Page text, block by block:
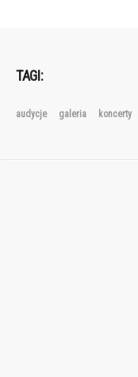
TAGI:
audycje galeria koncerty